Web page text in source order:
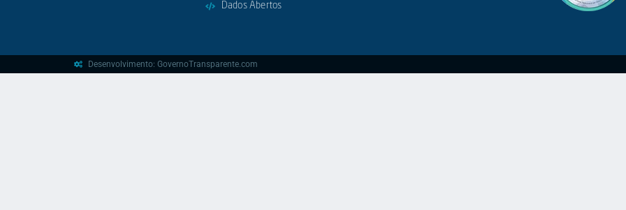
Dados Abertos
Desenvolvimento: GovernoTransparente.com